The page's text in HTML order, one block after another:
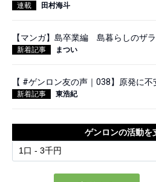
連載 田村海斗
【マンガ】島卒業編 島暮らしのザ
新着記事 まつい
【 #ゲンロン友の声｜038】原発に
新着記事 東浩紀
ゲンロンの活動を